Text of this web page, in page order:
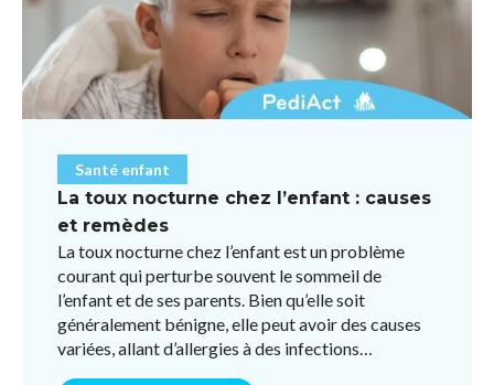
Santé enfant
La toux nocturne chez l’enfant : causes
et remèdes
La toux nocturne chez l’enfant est un problème
courant qui perturbe souvent le sommeil de
l’enfant et de ses parents. Bien qu’elle soit
généralement bénigne, elle peut avoir des causes
variées, allant d’allergies à des infections